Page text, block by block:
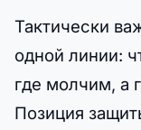
Тактически
одной линии:
где молчим, а
Позиция